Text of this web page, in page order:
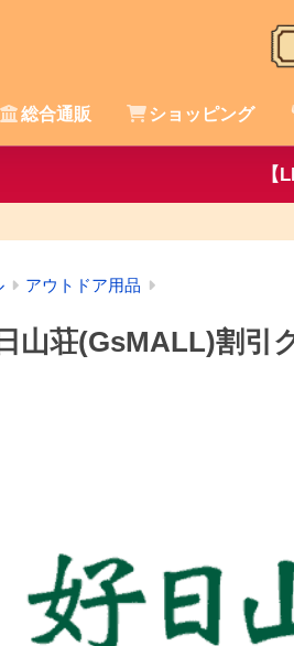
総合通販 ショッピング
【
アウトドア用品
山荘(GsMALL)割引